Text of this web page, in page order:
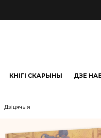
КНІГІ СКАРЫНЫ ДЗЕ
Дзіцячыя